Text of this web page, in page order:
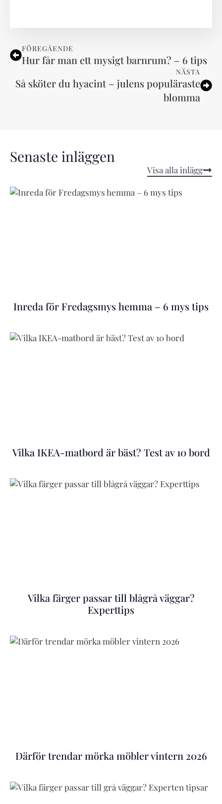
FÖREGÅENDE
Hur får man ett mysigt barnrum? – 6 tips
NÄSTA
Så sköter du hyacint – julens populäraste
blomma
Senaste inläggen
Visa alla inlägg
Inreda för Fredagsmys hemma – 6 mys tips
Vilka IKEA-matbord är bäst? Test av 10 bord
Vilka färger passar till blågrå väggar?
Experttips
Därför trendar mörka möbler vintern 2026